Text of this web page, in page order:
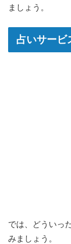
ましょう。
占いサービ
では、どういっ
みましょう。